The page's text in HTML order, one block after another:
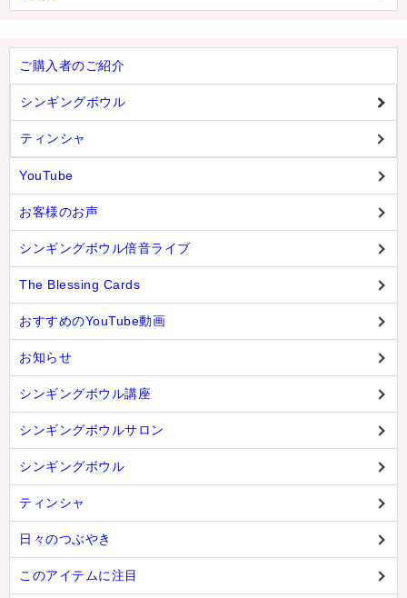
ご購入者のご紹介
シンギングボウル
ティンシャ
YouTube
お客様のお声
シンギングボウル倍音ライブ
The Blessing Cards
おすすめのYouTube動画
お知らせ
シンギングボウル講座
シンギングボウルサロン
シンギングボウル
ティンシャ
日々のつぶやき
このアイテムに注目